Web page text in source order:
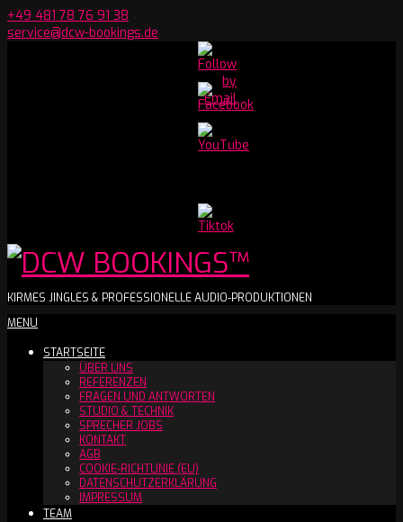
Skip
to
+49 481 78 76 91 38
service@dcw-bookings.de
Youtube
Channel
DCW
BOOKINGS™
KIRMES JINGLES & PROFESSIONELLE AUDIO-PRODUKTIONEN
Secondary
Menu
MENU
STARTSEITE
ÜBER UNS
REFERENZEN
FRAGEN UND ANTWORTEN
STUDIO & TECHNIK
SPRECHER JOBS
KONTAKT
AGB
COOKIE-RICHTLINIE (EU)
DATENSCHUTZERKLÄRUNG
IMPRESSUM
TEAM